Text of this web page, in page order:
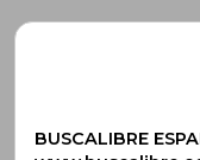
BUSCALIBRE